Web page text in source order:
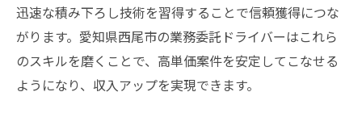
迅速な積み下ろし技術を習得することで信頼獲得につな
がります。愛知県西尾市の業務委託ドライバーはこれら
のスキルを磨くことで、高単価案件を安定してこなせる
ようになり、収入アップを実現できます。